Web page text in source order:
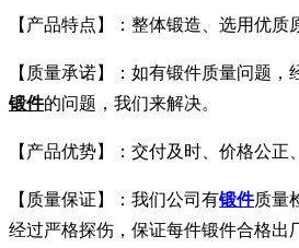
【产品特点】：整体锻造、选用优质
【质量承诺】：如有锻件质量问题
锻件的问题，我们来解决。
【产品优势】：交付及时、价格公正
【质量保证】：我们公司有锻件质量
经过严格探伤，保证每件锻件合格出